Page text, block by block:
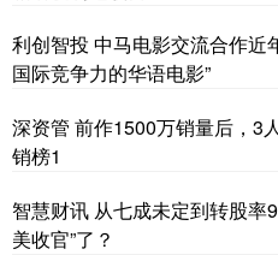
利创智投 中马电影交流合作近
国际竞争力的华语电影”
深资管 前作1500万销量后，3
销榜1
智慧财讯 从七成未定到转股率
美收官”了？